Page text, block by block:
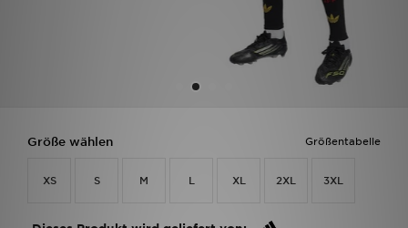
Größentabelle
Größe wählen
XS S M L XL 2XL 3XL